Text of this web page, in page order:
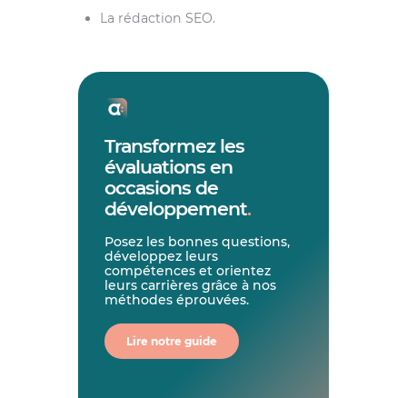
La rédaction SEO.
Transformez les
évaluations en
occasions de
développement.
Posez les bonnes questions,
développez leurs
compétences et orientez
leurs carrières grâce à nos
méthodes éprouvées.
Lire notre guide